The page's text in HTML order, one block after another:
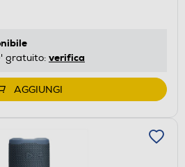
gratuito: verifica
AGGIUNGI